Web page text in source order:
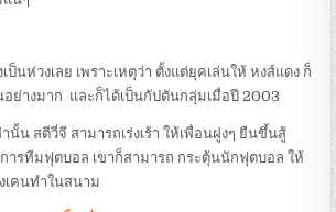
ป็นห่วงเลย เพราะเหตุว่า ตั้งแต่ยุคเล่นให้ หงส์แดง ก็
อย่างมาก และก็ได้เป็นกัปตันกลุ่มเมื่อปี 2003
นั้น สตีวี่จี สามารถเร่งเร้า ให้เพื่อนฝูงๆ ยืนขึ้นสู้
ารทีมฟุตบอล เขาก็สามารถ กระตุ้นนักฟุตบอล ให้
เคนทำในสนาม